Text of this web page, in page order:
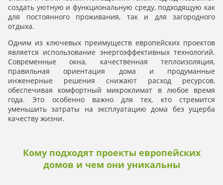
создать уютную и функциональную среду, подходящую как
для постоянного проживания, так и для загородного
отдыха.
Одним из ключевых преимуществ европейских проектов
является использование энергоэффективных технологий.
Современные окна, качественная теплоизоляция,
правильная ориентация дома и продуманные
инженерные решения снижают расход ресурсов,
обеспечивая комфортный микроклимат в любое время
года. Это особенно важно для тех, кто стремится
уменьшить затраты на эксплуатацию дома без ущерба
качеству жизни.
Кому подходят проекты европейских
домов и чем они уникальны